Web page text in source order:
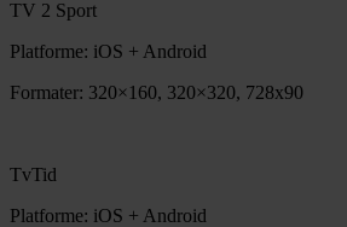
TV 2 Sport
Platforme: iOS + Android
Formater: 320×160, 320×320, 728x90
TvTid
Platforme: iOS + Android